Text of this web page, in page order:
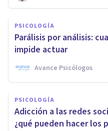
PSICOLOGÍA
Parálisis por análisis:
impide actuar
Avance Psicólogos
PSICOLOGÍA
Adicción a las redes
¿qué pueden hacer los